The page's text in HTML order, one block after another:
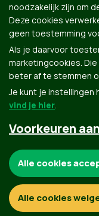
Groen.be
© Copyright Groen 2026 |
Contact
noodzakelijk zijn om
Deze cookies
geen toestemming
Als je daarvoor
marketingcookies.
beter af te stemmen
Je kunt je instellingen
vind je hier.
Voorkeuren
Functionele en
Alle cookies
Alle cookies